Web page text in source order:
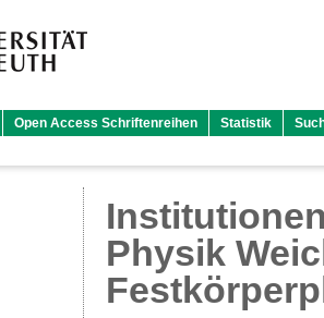
Open Access Schriftenreihen Statistik
Physik